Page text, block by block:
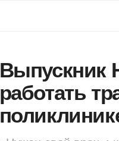
Выпускник
работать